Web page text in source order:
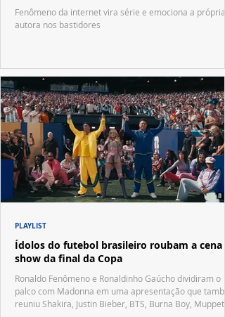
Fenômeno da internet vira série e emociona a própria
autora nos bastidores
Ídolos do futebol brasileiro roubam a cena
show da final da Copa
Ronaldo Fenômeno e Ronaldinho Gaúcho dividiram o
palco com Madonna em uma apresentação que
reuniu Shakira, Justin Bieber, BTS, Burna Boy, Muppets,
PLAYLIST